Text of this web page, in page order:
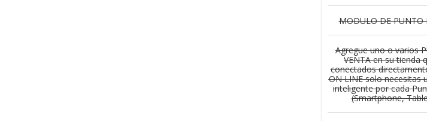
MODULO DE PUNTO
Agregue uno o varios
VENTA en su tienda
conectados
ON LINE solo necesitas
inteligente por cada
(Smartphone,